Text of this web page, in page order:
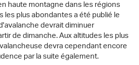
haute montagne dans les régions
plus abondantes a été publié le
devrait diminuer
de dimanche. Aux altitudes les plus
devra cependant encore
par la suite également.